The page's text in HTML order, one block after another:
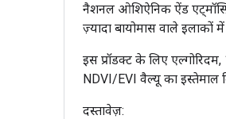
नैशनल ओशिऐनिक ऐंड
ज़्यादा बायोमास वाले इलाकों
इस प्रॉडक्ट के लिए
NDVI/EVI वैल्यू का इस्तेमाल
दस्तावेज़: